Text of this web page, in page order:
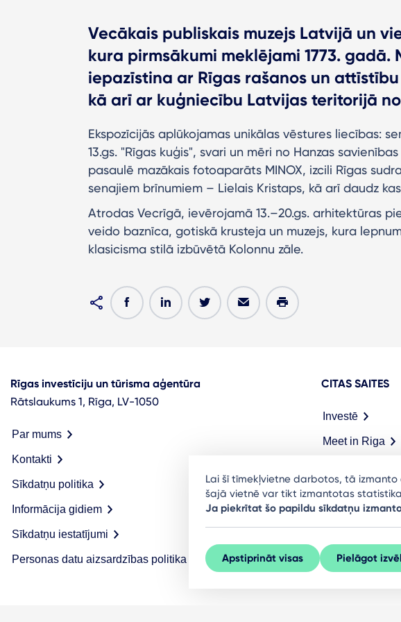
Vecākais publiskais muzejs Latvijā un
kura pirmsākumi meklējami 1773. gadā.
iepazīstina ar Rīgas rašanos un
kā arī ar kuģniecību Latvijas teritorijā
Ekspozīcijās aplūkojamas unikālas vēstures liecības:
13.gs. "Rīgas kuģis", svari un mēri no Hanzas
pasaulē mazākais fotoaparāts MINOX, izcili Rīgas
senajiem brīnumiem – Lielais Kristaps, kā arī daudz
Atrodas Vecrīgā, ievērojamā 13.–20.gs. arhitektūras
veido baznīca, gotiskā krusteja un muzejs, kura
klasicisma stilā izbūvētā Kolonnu zāle.
Rīgas investīciju un tūrisma aģentūra
Rātslaukums 1, Rīga, LV-1050
Par mums
Kontakti
Sīkdatņu politika
Informācija gidiem
Sīkdatņu iestatījumi
Personas datu aizsardzības politika
CITAS SAITES
Investē
Meet in Riga
Lai šī tīmekļvietne darbotos, tā
šajā vietnē var tikt izmantotas
Ja piekrītat šo papildu sīkdatņu
Apstiprināt visas Pielāgot